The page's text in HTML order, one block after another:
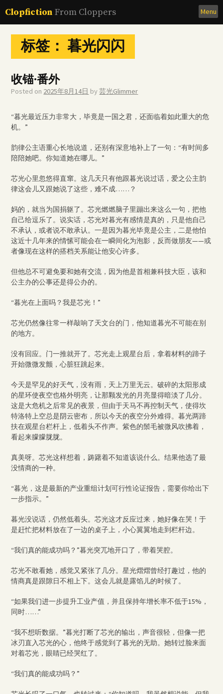
to
content
Clopfiction From Cloppers Menu
标签：暮光闪闪
收锚·番外
Posted on 2025年8月14日 by芸光Glimmer
“暮光最近压力非常大，毕竟是一国之君，还面临着如此重大的危
机。”
韵律公主语重心长地说道，还别有深意地补上了一句：“有时间多
陪陪她吧。你知道她在哪儿。”
芯光心里忽悠得直窜。这几天只有他跟暮光说过话，爱之公主韵
律这会儿又跟她说了这些，难不成……？
妈的，就当为国捐躯了。芯光燃燃脑子里蹦出来这么一句，把他
自己给逗乐了。说实话，芯光对暮光有感情是真的，只是他自己
不承认，或者说不敢承认。一是因为暮光毕竟是公主，二是他怕
这近十几年来的情愫可能会在一瞬间化为泡影，反而做朋友——或
者像现在这样的搭档关系能让他安心许多。
但他总不可避免要和她有交流，因为他是首相兼科技大臣，该和
公主办的公事还是得公办的。
“暮光在上面吗？我是芯光！”
芯光仍然像往常一样敲响了天文台的门，他知道暮光不可能在别
的地方。
没有回应。门一推就开了。芯光走上观星台后，拿着材料的蹄子
开始微微发颤，心脏狂跳起来。
今天是罕见的好天气，没有雨，天上万里无云。破碎的太阳形成
的星环使夜空也格外明亮，让那颗发光的月亮显得暗淡了几分。
这是大危机之后常见的夜景，但由于天马不再控制天气，使得坎
特洛特上空总是阴云密布，所以今天的夜空分外难得。暮光两蹄
扶在观星台栏杆上，低着头不作声。紫色的鬃毛被微风吹拂着，
看起来朦朦胧胧。
真美呀。芯光这样想着，踌躇着不知道该说什么。结果他选了最
没情商的一种。
“暮光，这是最新的产业重组计划可行性论证报告，需要你给出下
一步指示。”
暮光没说话，仍然低着头。芯光这才反应过来，她好像在哭！于
是赶忙把材料放在了一边的桌子上，小心翼翼地走到栏杆边。
“我们真的能成功吗？”暮光突兀地开口了，带着哭腔。
芯光不敢看她，感觉又紧张了几分。星光熠熠曾经打趣过，他的
情商真是跟隙日不相上下。这会儿就是露馅儿的时候了。
“如果我们进一步提升工业产值，并且保持年增长率不低于15%，
同时……”
“我不想听数据。”暮光打断了芯光的输出，声音很轻，但像一把
冰刃直入芯光的心，他终于感觉到了暮光的无助。她转过脸来面
对着芯光，眼睛已经哭红了。
“我们真的能成功吗？”